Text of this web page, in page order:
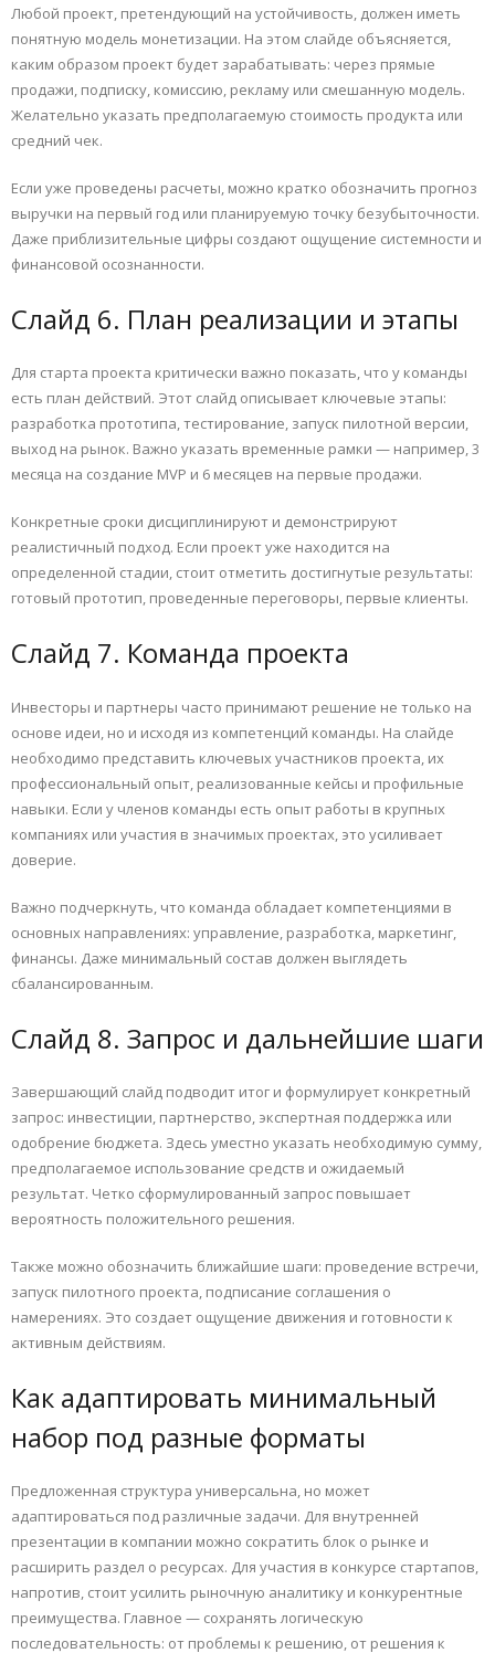
Любой проект, претендующий на устойчивость, должен иметь
понятную модель монетизации. На этом слайде объясняется,
каким образом проект будет зарабатывать: через прямые
продажи, подписку, комиссию, рекламу или смешанную модель.
Желательно указать предполагаемую стоимость продукта или
средний чек.
Если уже проведены расчеты, можно кратко обозначить прогноз
выручки на первый год или планируемую точку безубыточности.
Даже приблизительные цифры создают ощущение системности и
финансовой осознанности.
Слайд 6. План реализации и этапы
Для старта проекта критически важно показать, что у команды
есть план действий. Этот слайд описывает ключевые этапы:
разработка прототипа, тестирование, запуск пилотной версии,
выход на рынок. Важно указать временные рамки — например, 3
месяца на создание MVP и 6 месяцев на первые продажи.
Конкретные сроки дисциплинируют и демонстрируют
реалистичный подход. Если проект уже находится на
определенной стадии, стоит отметить достигнутые результаты:
готовый прототип, проведенные переговоры, первые клиенты.
Слайд 7. Команда проекта
Инвесторы и партнеры часто принимают решение не только на
основе идеи, но и исходя из компетенций команды. На слайде
необходимо представить ключевых участников проекта, их
профессиональный опыт, реализованные кейсы и профильные
навыки. Если у членов команды есть опыт работы в крупных
компаниях или участия в значимых проектах, это усиливает
доверие.
Важно подчеркнуть, что команда обладает компетенциями в
основных направлениях: управление, разработка, маркетинг,
финансы. Даже минимальный состав должен выглядеть
сбалансированным.
Слайд 8. Запрос и дальнейшие шаги
Завершающий слайд подводит итог и формулирует конкретный
запрос: инвестиции, партнерство, экспертная поддержка или
одобрение бюджета. Здесь уместно указать необходимую сумму,
предполагаемое использование средств и ожидаемый
результат. Четко сформулированный запрос повышает
вероятность положительного решения.
Также можно обозначить ближайшие шаги: проведение встречи,
запуск пилотного проекта, подписание соглашения о
намерениях. Это создает ощущение движения и готовности к
активным действиям.
Как адаптировать минимальный
набор под разные форматы
Предложенная структура универсальна, но может
адаптироваться под различные задачи. Для внутренней
презентации в компании можно сократить блок о рынке и
расширить раздел о ресурсах. Для участия в конкурсе стартапов,
напротив, стоит усилить рыночную аналитику и конкурентные
преимущества. Главное — сохранять логическую
последовательность: от проблемы к решению, от решения к